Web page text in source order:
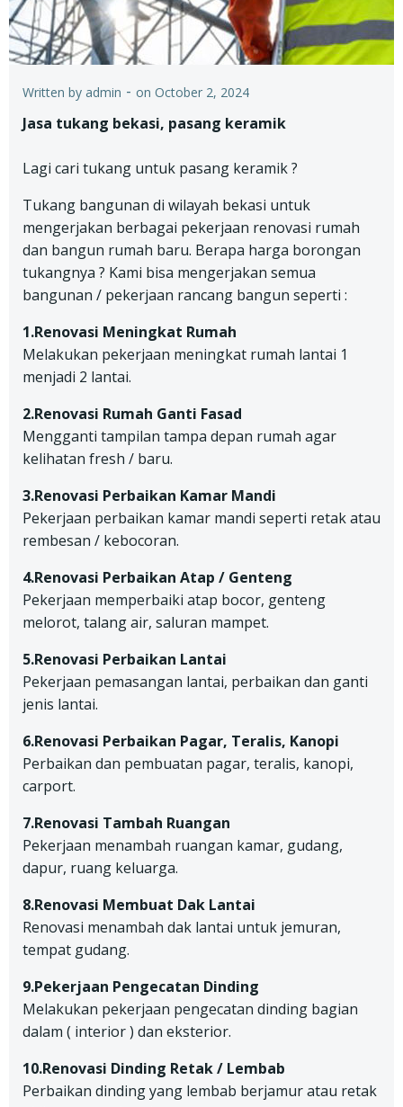
Written by admin - on October 2, 2024
Jasa tukang bekasi, pasang keramik
Lagi cari tukang untuk pasang keramik ?
Tukang bangunan di wilayah bekasi untuk
mengerjakan berbagai pekerjaan renovasi rumah
dan bangun rumah baru. Berapa harga borongan
tukangnya ? Kami bisa mengerjakan semua
bangunan / pekerjaan rancang bangun seperti :
1.Renovasi Meningkat Rumah
Melakukan pekerjaan meningkat rumah lantai 1
menjadi 2 lantai.
2.Renovasi Rumah Ganti Fasad
Mengganti tampilan tampa depan rumah agar
kelihatan fresh / baru.
3.Renovasi Perbaikan Kamar Mandi
Pekerjaan perbaikan kamar mandi seperti retak atau
rembesan / kebocoran.
4.Renovasi Perbaikan Atap / Genteng
Pekerjaan memperbaiki atap bocor, genteng
melorot, talang air, saluran mampet.
5.Renovasi Perbaikan Lantai
Pekerjaan pemasangan lantai, perbaikan dan ganti
jenis lantai.
6.Renovasi Perbaikan Pagar, Teralis, Kanopi
Perbaikan dan pembuatan pagar, teralis, kanopi,
carport.
7.Renovasi Tambah Ruangan
Pekerjaan menambah ruangan kamar, gudang,
dapur, ruang keluarga.
8.Renovasi Membuat Dak Lantai
Renovasi menambah dak lantai untuk jemuran,
tempat gudang.
9.Pekerjaan Pengecatan Dinding
Melakukan pekerjaan pengecatan dinding bagian
dalam ( interior ) dan eksterior.
10.Renovasi Dinding Retak / Lembab
Perbaikan dinding yang lembab berjamur atau retak